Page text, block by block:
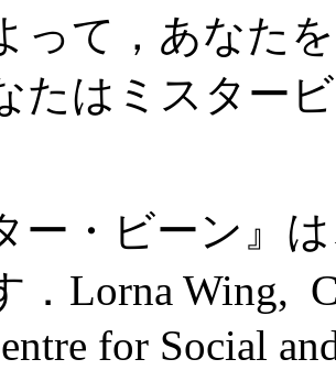
って，あなた
たはミスター
ー・ビーン』
．Lorna Wing,
for Social